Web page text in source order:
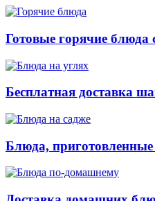
Готовые горячие блюда
Бесплатная доставка
Блюда, приготовленные